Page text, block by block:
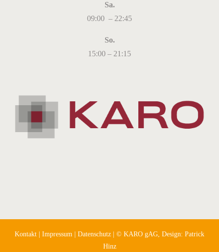
Sa.
09:00 – 22:45
So.
15:00 – 21:15
Kontakt Impressum Datenschutz | © KARO gAG, Design: Patrick
Hinz